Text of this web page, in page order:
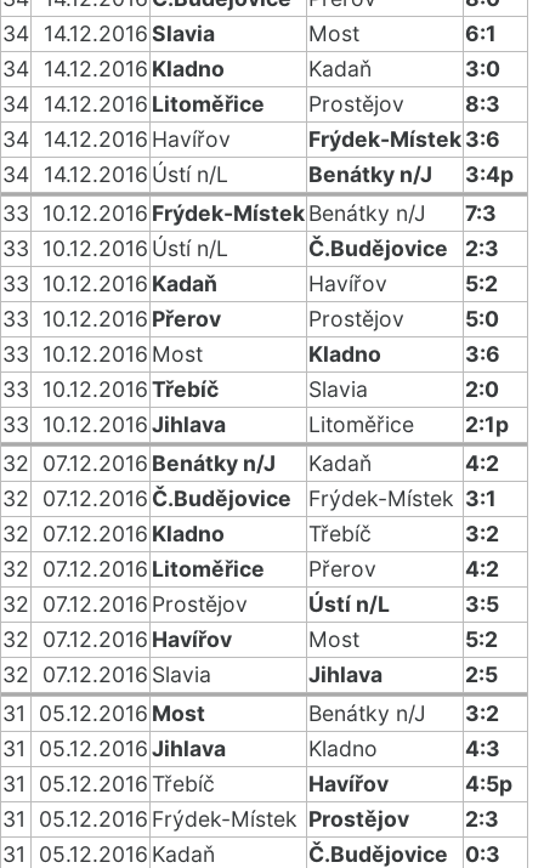
34
14.12.2016Slavia Most
6:1
34
14.12.2016 Kladno Kadaň
3:0
34
14.12.2016 Litoměřice Prostějov
8:3
34
14.12.2016 Havířov Frýdek-Místek3:6
34
14.12.2016 Ústí n/L Benátky n/J
3:4p
33
10.12.2016 Frýdek-MístekBenátky n/J
7:3
33
10.12.2016 Ústí n/L Č.Budějovice
2:3
33
10.12.2016 Kadaň Havířov
5:2
33
10.12.2016 Přerov Prostějov
5:0
33
10.12.2016 Most Kladno
3:6
33
10.12.2016Třebíč Slavia
2:0
33
10.12.2016Jihlava Litoměřice
2:1p
32
07.12.2016 Benátky n/J Kadaň
4:2
32
07.12.2016 Č.Budějovice Frýdek-Místek 3:1
32
07.12.2016 Kladno Třebíč
3:2
32
07.12.2016 Litoměřice Přerov
4:2
32
07.12.2016 Prostějov Ústí n/L
3:5
32
07.12.2016 Havířov Most
5:2
32
07.12.2016 Slavia Jihlava
2:5
31
05.12.2016 Most Benátky n/J
3:2
31
05.12.2016Jihlava Kladno
4:3
31
05.12.2016Třebíč Havířov
4:5p
31
05.12.2016 Frýdek-Místek Prostějov
2:3
31
05.12.2016 Kadaň Č.Budějovice
0:3